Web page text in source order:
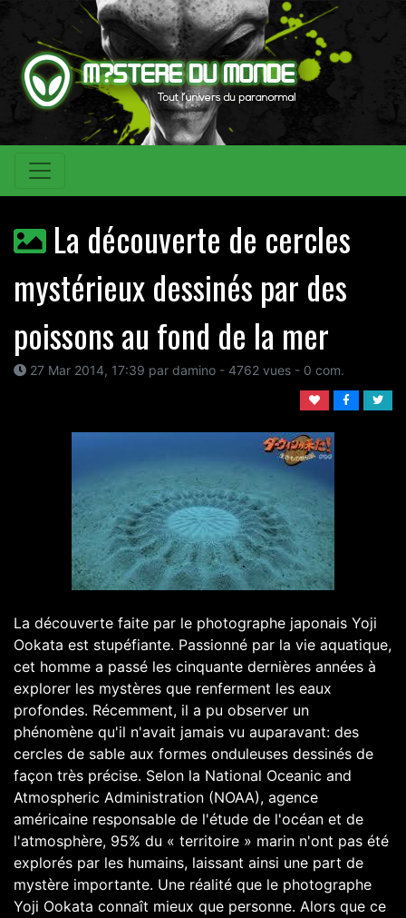
La découverte de cercles
mystérieux dessinés par des
poissons au fond de la mer
27 Mar 2014, 17:39 par damino - 4762 vues - 0 com.
La découverte faite par le photographe japonais Yoji
Ookata est stupéfiante. Passionné par la vie aquatique,
cet homme a passé les cinquante dernières années à
explorer les mystères que renferment les eaux
profondes. Récemment, il a pu observer un
phénomène qu'il n'avait jamais vu auparavant: des
cercles de sable aux formes onduleuses dessinés de
façon très précise. Selon la National Oceanic and
Atmospheric Administration (NOAA), agence
américaine responsable de l'étude de l'océan et de
l'atmosphère, 95% du « territoire » marin n'ont pas été
explorés par les humains, laissant ainsi une part de
mystère importante. Une réalité que le photographe
Yoji Ookata connaît mieux que personne. Alors que ce